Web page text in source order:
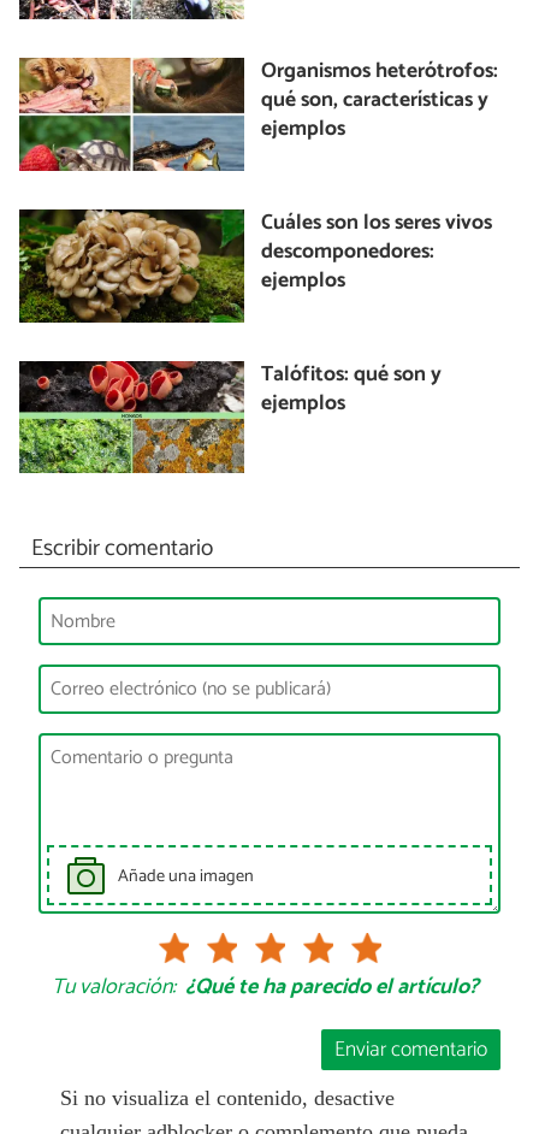
Organismos heterótrofos:
qué son, características y
ejemplos
Cuáles son los seres vivos
descomponedores:
ejemplos
Talófitos: qué son y
ejemplos
Escribir comentario
Añade una imagen
Tu valoración: ¿Qué te ha parecido el artículo?
Enviar comentario
Si no visualiza el contenido, desactive